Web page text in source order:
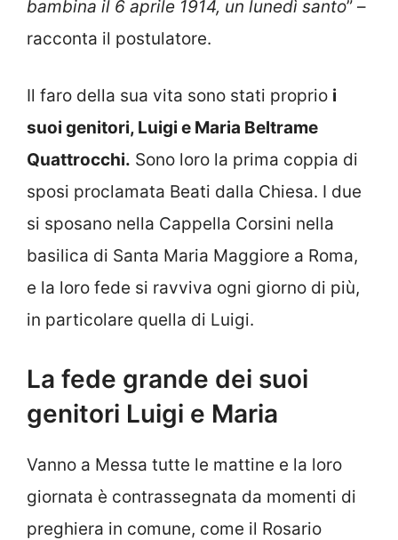
bambina il 6 aprile 1914, un lunedì santo” –
racconta il postulatore.
Il faro della sua vita sono stati proprio i
suoi genitori, Luigi e Maria Beltrame
Quattrocchi. Sono loro la prima coppia di
sposi proclamata Beati dalla Chiesa. I due
si sposano nella Cappella Corsini nella
basilica di Santa Maria Maggiore a Roma,
e la loro fede si ravviva ogni giorno di più,
in particolare quella di Luigi.
La fede grande dei suoi
genitori Luigi e Maria
Vanno a Messa tutte le mattine e la loro
giornata è contrassegnata da momenti di
preghiera in comune, come il Rosario